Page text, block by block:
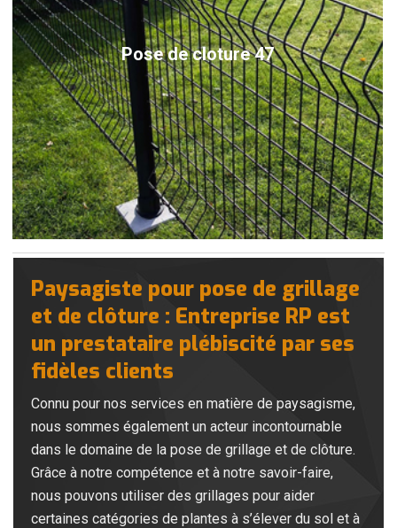
Pose de cloture 47
Paysagiste pour pose de grillage
et de clôture : Entreprise RP est
un prestataire plébiscité par ses
fidèles clients
Connu pour nos services en matière de paysagisme,
nous sommes également un acteur incontournable
dans le domaine de la pose de grillage et de clôture.
Grâce à notre compétence et à notre savoir-faire,
nous pouvons utiliser des grillages pour aider
certaines catégories de plantes à s’élever du sol et à